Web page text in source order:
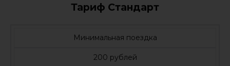
Тариф Стандарт
Минимальная поездка
200 рублей